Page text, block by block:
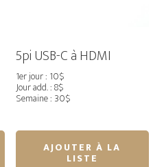
5pi USB-C à HDMI
1er jour : 10$
Jour add. : 8$
Semaine : 30$
AJOUTER À LA
LISTE